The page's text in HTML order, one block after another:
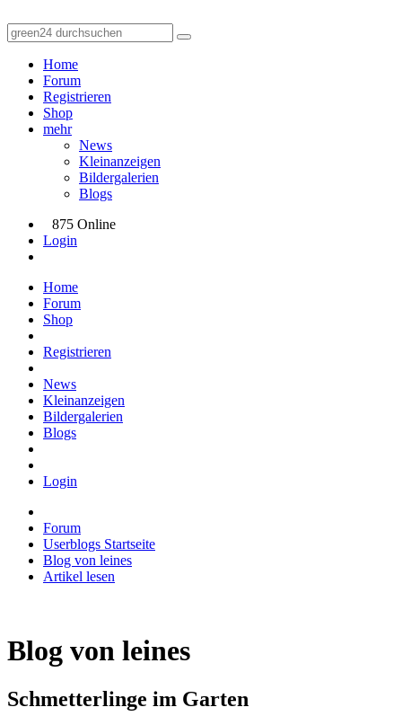
Home
Forum
Registrieren
Shop
mehr
News
Kleinanzeigen
Bildergalerien
Blogs
875 Online
Login
Home
Forum
Shop
Registrieren
News
Kleinanzeigen
Bildergalerien
Blogs
Login
Forum
Userblogs Startseite
Blog von leines
Artikel lesen
Blog von leines
Schmetterlinge im Garten